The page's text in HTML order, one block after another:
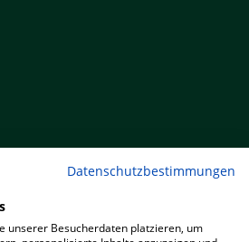
Datenschutzbestimmungen
unserer Besucherdaten platzieren, um